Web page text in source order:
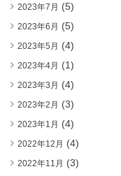
2023年7月 (5)
2023年6月 (5)
2023年5月 (4)
2023年4月 (1)
2023年3月 (4)
2023年2月 (3)
2023年1月 (4)
2022年12月 (4)
2022年11月 (3)